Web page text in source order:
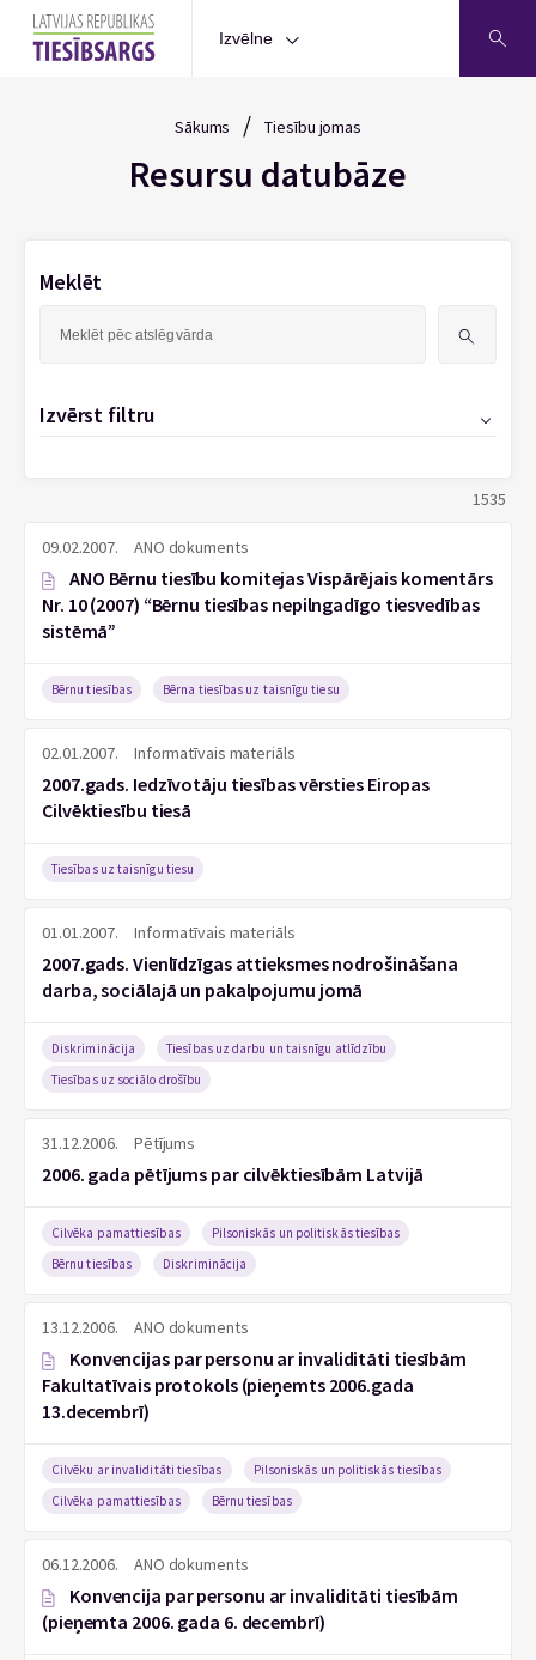
Izvēlne
Sākums / Tiesību jomas
Resursu datubāze
Meklēt
Izvērst filtru
1535
09.02.2007. ANO dokuments
ANO Bērnu tiesību komitejas Vispārējais komentārs
Nr. 10 (2007) “Bērnu tiesības nepilngadīgo tiesvedības
sistēmā”
Bērnu tiesības Bērna tiesības uz taisnīgu tiesu
02.01.2007. Informatīvais materiāls
2007.gads. Iedzīvotāju tiesības vērsties Eiropas
Cilvēktiesību tiesā
Tiesības uz taisnīgu tiesu
01.01.2007. Informatīvais materiāls
2007.gads. Vienlīdzīgas attieksmes nodrošināšana
darba, sociālajā un pakalpojumu jomā
Diskriminācija
Tiesības uz darbu un taisnīgu atlīdzību
Tiesības uz sociālo drošību
31.12.2006. Pētījums
2006. gada pētījums par cilvēktiesībām Latvijā
Cilvēka pamattiesības
Pilsoniskās un politiskās tiesības
Bērnu tiesības
Diskriminācija
13.12.2006. ANO dokuments
Konvencijas par personu ar invaliditāti tiesībām
Fakultatīvais protokols (pieņemts 2006.gada
13.decembrī)
Cilvēku ar invaliditāti tiesības
Pilsoniskās un politiskās tiesības
Cilvēka pamattiesības
Bērnu tiesības
06.12.2006. ANO dokuments
Konvencija par personu ar invaliditāti tiesībām
(pieņemta 2006. gada 6. decembrī)